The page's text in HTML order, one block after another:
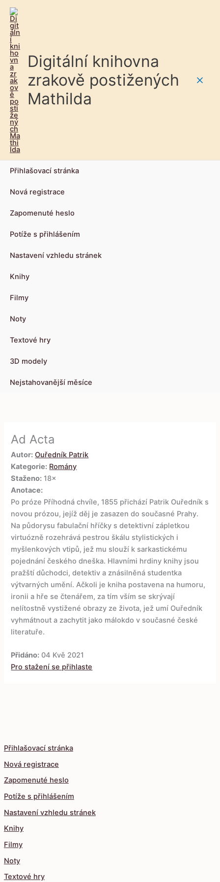
Digitální knihovna
zrakově postižených
Mathilda
Přihlašovací stránka
Nová registrace
Zapomenuté heslo
Potíže s přihlášením
Nastavení vzhledu stránek
Knihy
Filmy
Noty
Textové hry
3D modely
Nejstahovanější měsíce
Přihlašovací stránka
Nová registrace
Zapomenuté heslo
Potíže s přihlášením
Nastavení vzhledu stránek
Knihy
Filmy
Noty
Textové hry
Ad Acta
Autor: Ouředník Patrik
Kategorie: Romány
Staženo: 18×
Anotace:
Po próze Příhodná chvíle, 1855 přichází Patrik Ouředník s
novou prózou, jejíž děj je zasazen do současné Prahy.
Na půdorysu fabulační hříčky s detektivní zápletkou
virtuózně rozehrává pestrou škálu stylistických i
myšlenkových vtipů, jež mu slouží k sarkastickému
pojednání českého dneška. Hlavními hrdiny knihy jsou
pražští důchodci, detektiv a znásilněná studentka
výtvarných umění. Ačkoli je kniha postavena na humoru,
ironii a hře se čtenářem, za tím vším se skrývají
nelítostně vystižené obrazy ze života, jež umí Ouředník
vyhmátnout a zachytit jako málokdo v současné české
literatuře.
Přidáno: 04 Kvě 2021
Pro stažení se přihlaste